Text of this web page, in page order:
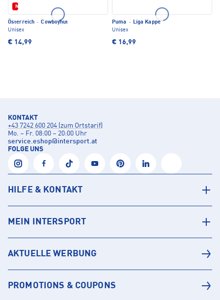
Neu
Österreich · Cowboyhut
Unisex
€ 14,99
Puma · Liga Kappe
Unisex
€ 16,99
KONTAKT
+43 7242 600 204 (zum Ortstarif)
Mo. – Fr. 08:00 – 20:00 Uhr
service.eshop@intersport.at
FOLGE UNS
HILFE & KONTAKT
MEIN INTERSPORT
AKTUELLE WERBUNG
PROMOTIONS & COUPONS